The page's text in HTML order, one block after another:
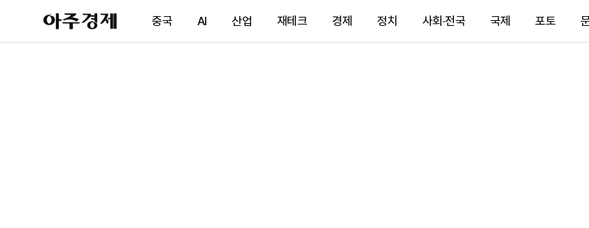
아
주
제
중국 AI 산업 재테크 경제 정치 사회·전국 국제 포토